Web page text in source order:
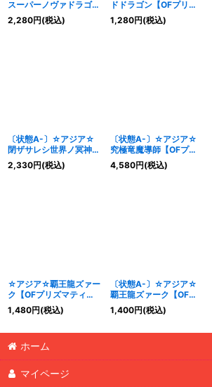
スーパーノヴァドラゴン
【OFプリズマティック
シークレット】{アジア
2,280円(税込)
ドドラゴン【OFプリズ
マティックシークレッ
ト】{アジアLOSP-
1,280円(税込)
〔状態A-〕☆アジア☆
閉ザサレシ世界ノ冥神
【OFプリズマティック
シークレット】{アジア
2,330円(税込)
〔状態A-〕☆アジア☆
究極竜魔導師【OFプリ
ズマティックシークレッ
ト】{アジアLOSP-
4,580円(税込)
☆アジア☆覇王龍ズァー
ク【OFプリズマティッ
クシークレット】{アジ
アLOSP-JP015}《融
1,480円(税込)
〔状態A-〕☆アジア☆
覇王龍ズァーク【OFプ
リズマティックシークレ
ット】{アジアLOSP-
1,400円(税込)
ホーム
マイページ